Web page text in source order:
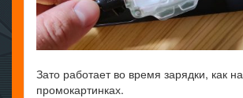
Зато работает во время зарядки, как на
промокартинках.